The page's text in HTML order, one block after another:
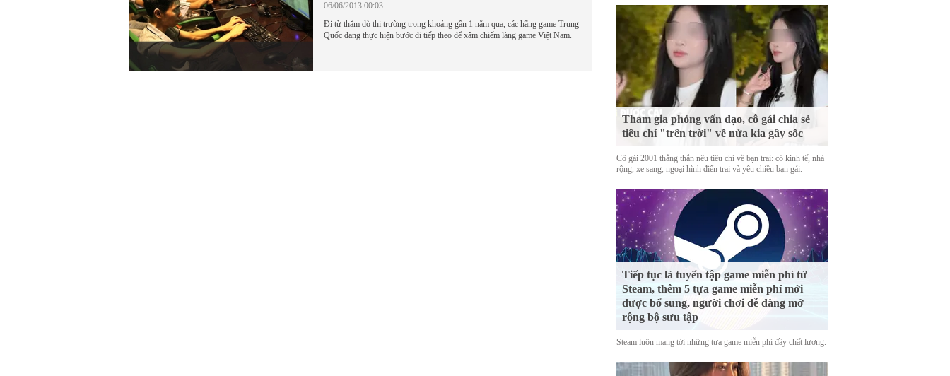
06/06/2013 00:03
Đi từ thăm dò thị trường trong khoảng gần 1 năm qua, các hãng game Trung
Quốc đang thực hiện bước đi tiếp theo để xâm chiếm làng game Việt Nam.
Tham gia phỏng vấn dạo, cô gái chia sẻ
tiêu chí "trên trời" về nửa kia gây sốc
Cô gái 2001 thẳng thắn nêu tiêu chí về bạn trai: có kinh tế, nhà
rộng, xe sang, ngoại hình điển trai và yêu chiều bạn gái.
Tiếp tục là tuyển tập game miễn phí từ
Steam, thêm 5 tựa game miễn phí mới
được bổ sung, người chơi dễ dàng mở
rộng bộ sưu tập
Steam luôn mang tới những tựa game miễn phí đầy chất lượng.